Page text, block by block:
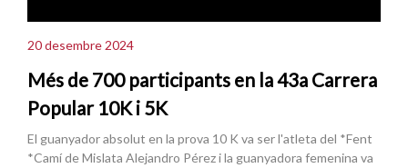
20 desembre 2024
Més de 700 participants en la 43a Carrera
Popular 10K i 5K
El guanyador absolut en la prova 10 K va ser l'atleta del *Fent
*Camí de Mislata Alejandro Pérez i la guanyadora femenina va